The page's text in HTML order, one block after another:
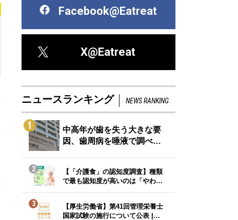
Facebook@Eatreat
X@Eatreat
ニュースランキング NEWS RANKING
1
中高年が歯を失う大きな要
因、歯周病を唾液で調べ…
2
【「介護食」の認知度調査】種類
で最も認知度が高いのは「やわ…
3
【厚生労働省】第41回管理栄養士
国家試験の施行について公表 |…